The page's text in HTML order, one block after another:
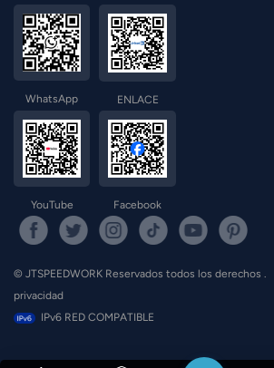
WhatsApp ENLACE
YouTube Facebook
© JTSPEEDWORK Reservados todos los derechos .
privacidad
IPv6 RED COMPATIBLE